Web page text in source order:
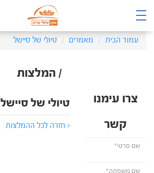
עמוד הבית מאמרים טיולי של סיישל
/ המלצות
צרו עימנו
קשר
טיולי של סיישל
< חזרה לכל ההמלצות